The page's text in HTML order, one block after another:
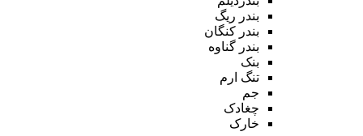
بندر ریگ
بندر کنگان
بندر گناوه
بنک
تنگ ارم
جم
چغادک
خارک